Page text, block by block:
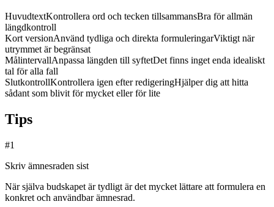
HuvudtextKontrollera ord och tecken tillsammansBra för allmän
längdkontroll
Kort versionAnvänd tydliga och direkta formuleringarViktigt när
utrymmet är begränsat
MålintervallAnpassa längden till syftetDet finns inget enda idealiskt
tal för alla fall
SlutkontrollKontrollera igen efter redigeringHjälper dig att hitta
sådant som blivit för mycket eller för lite
Tips
#1
Skriv ämnesraden sist
När själva budskapet är tydligt är det mycket lättare att formulera en
konkret och användbar ämnesrad.